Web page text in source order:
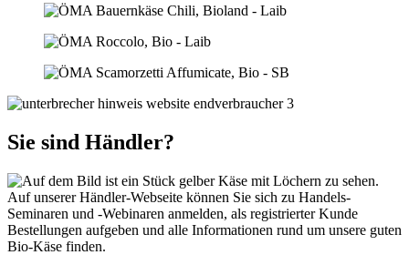
Sie sind Händler?
Auf unserer Händler-Webseite können Sie sich zu Handels-
Seminaren und -Webinaren anmelden, als registrierter Kunde
Bestellungen aufgeben und alle Informationen rund um unsere guten
Bio-Käse finden.